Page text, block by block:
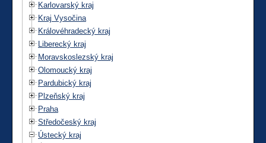
Karlovarský kraj
Kraj Vysočina
Královéhradecký kraj
Liberecký kraj
Moravskoslezský kraj
Olomoucký kraj
Pardubický kraj
Plzeňský kraj
Praha
Středočeský kraj
Ústecký kraj